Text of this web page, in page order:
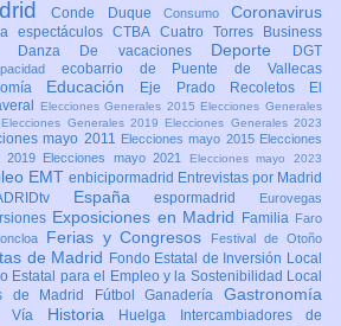
Conde Duque Consumo Coronavirus
espectáculosCTBA Cuatro Torres Business
Danza De vacaciones Deporte DGT
ecobarrio de Puente de Vallecas
Educación Eje Prado Recoletos
El
Elecciones Generales 2015 Elecciones Generales
Elecciones Generales 2019 Elecciones Generales 2023
mayo 2011 Elecciones mayo 2015 Elecciones
2019
Elecciones mayo 2021 Elecciones mayo 2023
EMT enbicipormadrid Entrevistas por Madrid
Españaespormadrid Eurovegas
Exposiciones en Madrid Familia Faro
Ferias y Congresos Festival de Otoño
de Madrid Fondo Estatal de Inversión Local
Estatal para el Empleo y la Sostenibilidad Local
de Madrid
FútbolGanaderíaGastronomía
Vía Historia Huelga
Intercambiadores de